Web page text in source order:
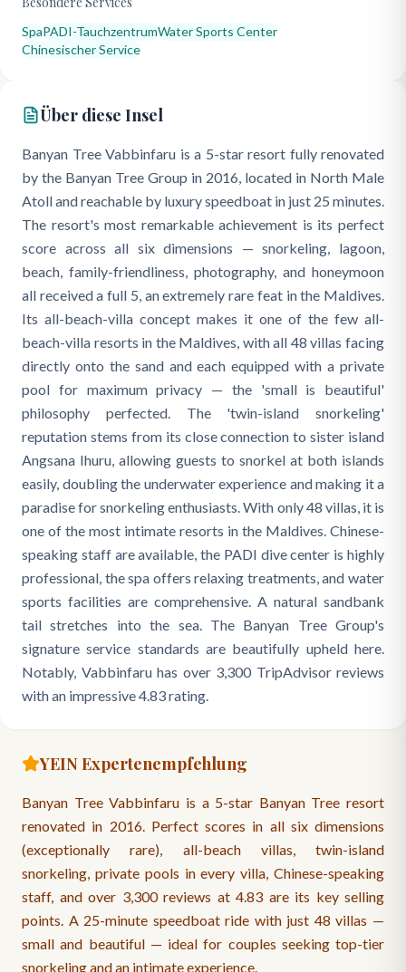
SpaPADI-TauchzentrumWater Sports Center
Chinesischer Service
Über diese Insel
Banyan Tree Vabbinfaru is a 5-star resort fully renovated
by the Banyan Tree Group in 2016, located in North Male
Atoll and reachable by luxury speedboat in just 25 minutes.
The resort's most remarkable achievement is its perfect
score across all six dimensions — snorkeling, lagoon,
beach, family-friendliness, photography, and honeymoon
all received a full 5, an extremely rare feat in the Maldives.
Its all-beach-villa concept makes it one of the few all-
beach-villa resorts in the Maldives, with all 48 villas facing
directly onto the sand and each equipped with a private
pool for maximum privacy — the 'small is beautiful'
philosophy perfected. The 'twin-island snorkeling'
reputation stems from its close connection to sister island
Angsana Ihuru, allowing guests to snorkel at both islands
easily, doubling the underwater experience and making it a
paradise for snorkeling enthusiasts. With only 48 villas, it is
one of the most intimate resorts in the Maldives. Chinese-
speaking staff are available, the PADI dive center is highly
professional, the spa offers relaxing treatments, and water
sports facilities are comprehensive. A natural sandbank
tail stretches into the sea. The Banyan Tree Group's
signature service standards are beautifully upheld here.
Notably, Vabbinfaru has over 3,300 TripAdvisor reviews
with an impressive 4.83 rating.
YEIN Expertenempfehlung
Banyan Tree Vabbinfaru is a 5-star Banyan Tree resort
renovated in 2016. Perfect scores in all six dimensions
(exceptionally rare), all-beach villas, twin-island
snorkeling, private pools in every villa, Chinese-speaking
staff, and over 3,300 reviews at 4.83 are its key selling
points. A 25-minute speedboat ride with just 48 villas —
small and beautiful — ideal for couples seeking top-tier
snorkeling and an intimate experience.